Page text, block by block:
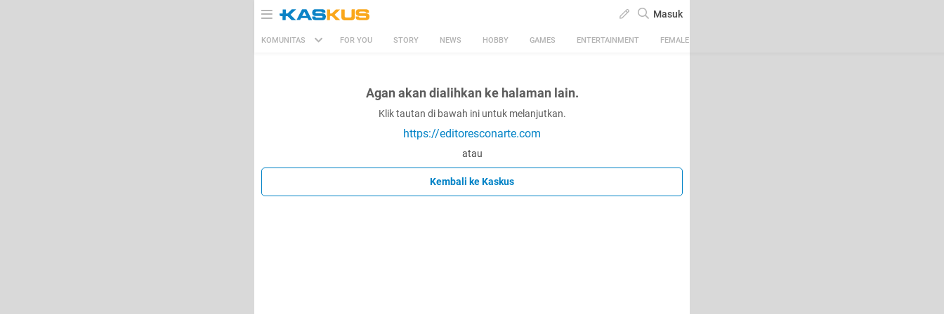
Masuk
KOMUNITAS FOR YOU STORY NEWS HOBBY GAMES ENTERTAINMENT FEMALE
Agan akan dialihkan ke halaman lain.
Klik tautan di bawah ini untuk melanjutkan.
https://editoresconarte.com
atau
Kembali ke Kaskus